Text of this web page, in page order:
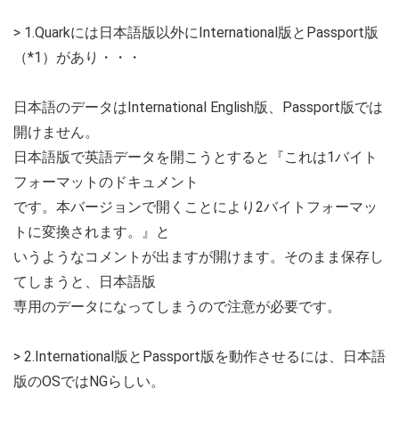
> 1.Quarkには日本語版以外にInternational版とPassport版
（*1）があり・・・
日本語のデータはInternational English版、Passport版では
開けません。
日本語版で英語データを開こうとすると『これは1バイト
フォーマットのドキュメント
です。本バージョンで開くことにより2バイトフォーマッ
トに変換されます。』と
いうようなコメントが出ますが開けます。そのまま保存し
てしまうと、日本語版
専用のデータになってしまうので注意が必要です。
> 2.International版とPassport版を動作させるには、日本語
版のOSではNGらしい。